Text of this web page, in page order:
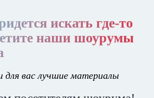
искать где-то
наши шоурумы
вас лучшие материалы